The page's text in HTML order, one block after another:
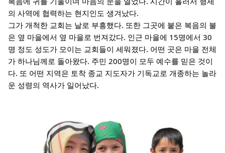
의 사역에 협력하는 현지인도 생겨났다.
그가 개척한 교회는 날로 부흥했다. 또한 그곳에 붙은 복음의 불
은 옆 마을에서 옆 마을로 번져갔다. 인근 마을에 15명에서 30
명 정도 성도가 모이는 교회들이 세워졌다. 어떤 곳은 마을 전체
가 하나님께로 돌아왔다. 주민 200명이 모두 예수를 믿은 것이
다. 또 어떤 지역은 토착 종교 지도자가 기독교로 개종하는 놀라
운 성령의 역사가 일어났다.